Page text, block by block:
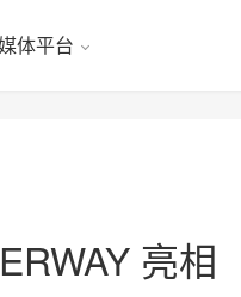
体平台
亮相